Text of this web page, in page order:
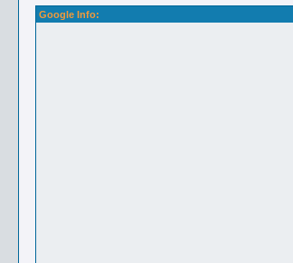
Google Info: